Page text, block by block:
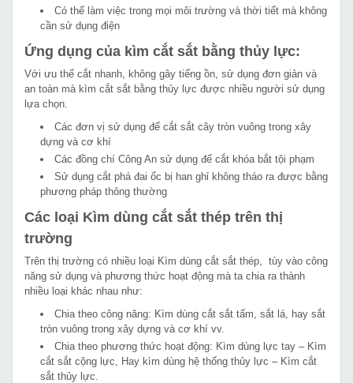
Có thể làm việc trong mọi môi trường và thời tiết mà không
cần sử dụng điện
Ứng dụng của kìm cắt sắt bằng thủy lực:
Với ưu thế cắt nhanh, không gây tiếng ồn, sử dụng đơn giản và
an toàn mà kìm cắt sắt bằng thủy lực được nhiều người sử dụng
lựa chọn.
Các đơn vị sử dụng để cắt sắt cây tròn vuông trong xây
dựng và cơ khí
Các đồng chí Công An sử dụng để cắt khóa bắt tội phạm
Sử dụng cắt phá đai ốc bị han ghỉ không tháo ra được bằng
phương pháp thông thường
Các loại Kìm dùng cắt sắt thép trên thị
trường
Trên thị trường có nhiều loại Kìm dùng cắt sắt thép, tùy vào công
năng sử dụng và phương thức hoạt động mà ta chia ra thành
nhiều loại khác nhau như:
Chia theo công năng: Kìm dùng cắt sắt tấm, sắt lá, hay sắt
tròn vuông trong xây dựng và cơ khí vv.
Chia theo phương thức hoạt động: Kìm dùng lực tay – Kìm
cắt sắt cộng lực, Hay kìm dùng hệ thống thủy lực – Kìm cắt
sắt thủy lực.